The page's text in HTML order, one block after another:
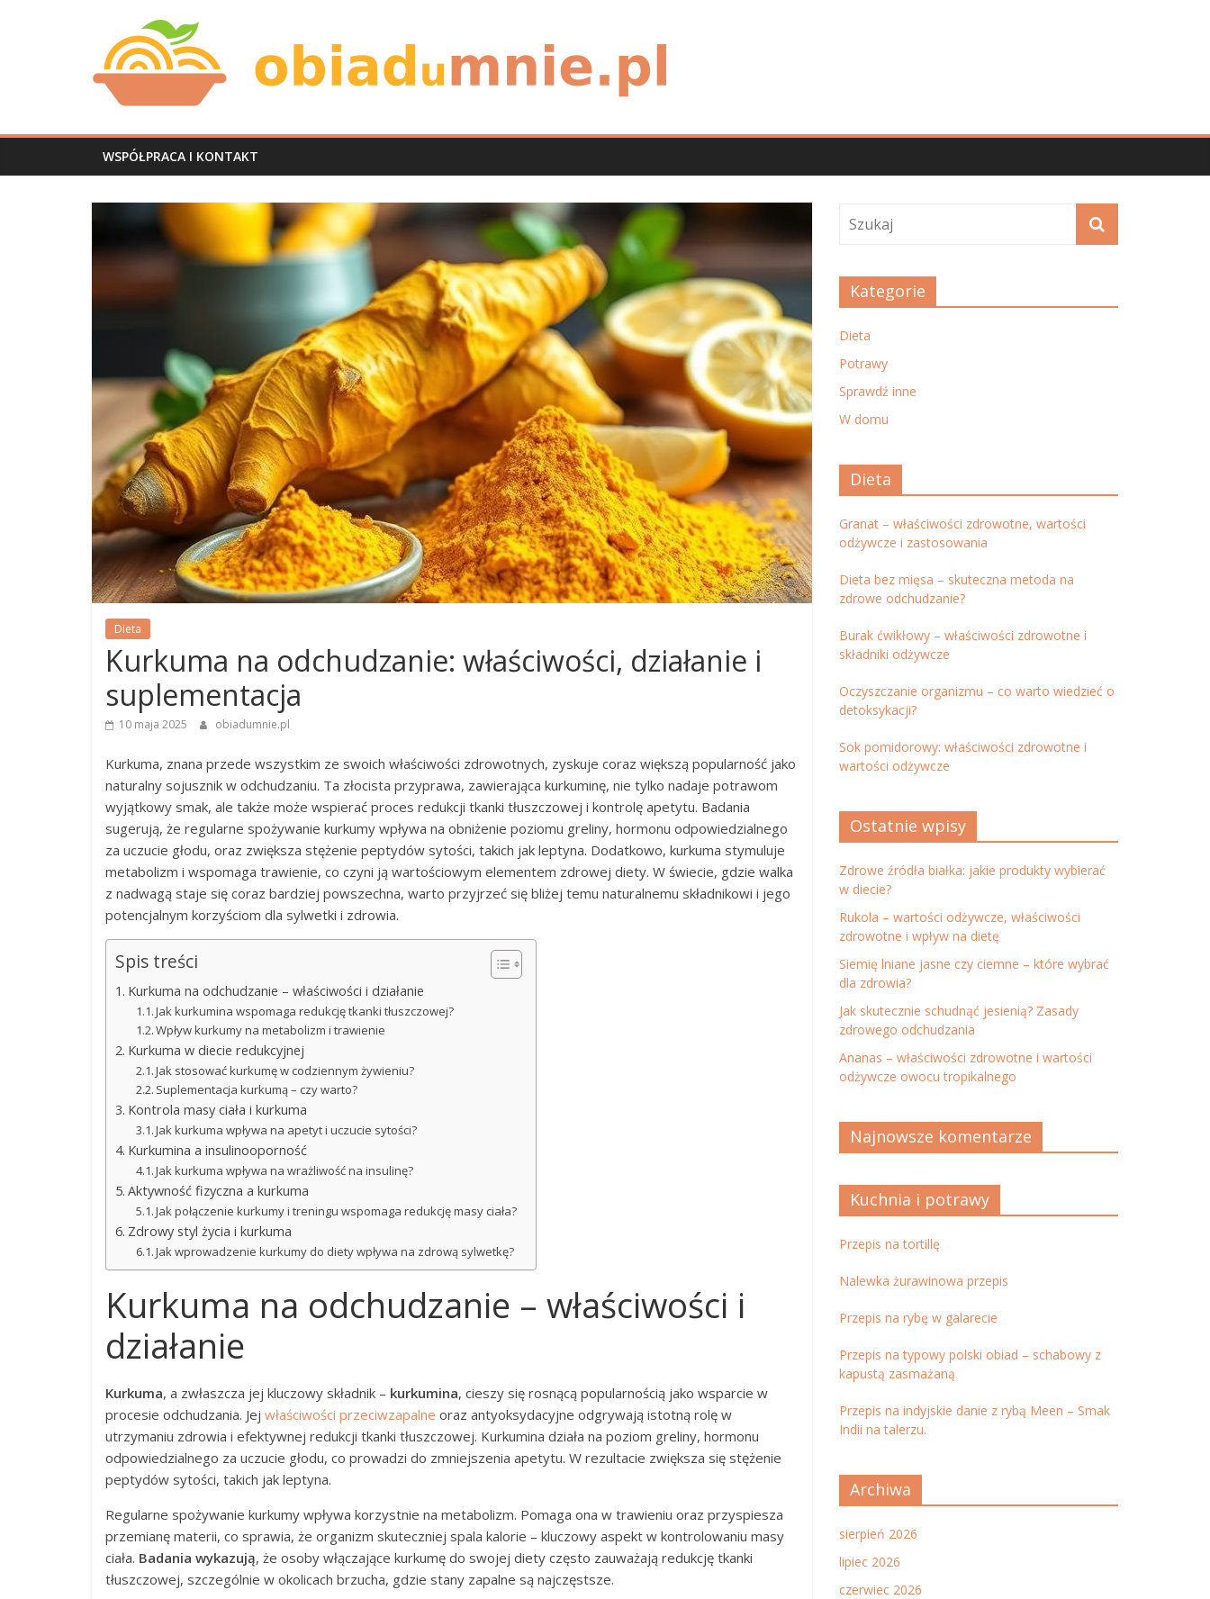
Obiad
u
mnie
WSPÓŁPRACA I KONTAKT
Dieta
Kurkuma na odchudzanie: właściwości, działanie i
suplementacja
10 maja 2025 obiadumnie.pl
Kurkuma, znana przede wszystkim ze swoich właściwości zdrowotnych, zyskuje coraz większą popularność jako
naturalny sojusznik w odchudzaniu. Ta złocista przyprawa, zawierająca kurkuminę, nie tylko nadaje potrawom
wyjątkowy smak, ale także może wspierać proces redukcji tkanki tłuszczowej i kontrolę apetytu. Badania
sugerują, że regularne spożywanie kurkumy wpływa na obniżenie poziomu greliny, hormonu odpowiedzialnego
za uczucie głodu, oraz zwiększa stężenie peptydów sytości, takich jak leptyna. Dodatkowo, kurkuma stymuluje
metabolizm i wspomaga trawienie, co czyni ją wartościowym elementem zdrowej diety. W świecie, gdzie walka
z nadwagą staje się coraz bardziej powszechna, warto przyjrzeć się bliżej temu naturalnemu składnikowi i jego
potencjalnym korzyściom dla sylwetki i zdrowia.
Spis treści
Kurkuma na odchudzanie – właściwości i działanie
Jak kurkumina wspomaga redukcję tkanki tłuszczowej?
Wpływ kurkumy na metabolizm i trawienie
Kurkuma w diecie redukcyjnej
Jak stosować kurkumę w codziennym żywieniu?
Suplementacja kurkumą – czy warto?
Kontrola masy ciała i kurkuma
Jak kurkuma wpływa na apetyt i uczucie sytości?
Kurkumina a insulinooporność
Jak kurkuma wpływa na wrażliwość na insulinę?
Aktywność fizyczna a kurkuma
Jak połączenie kurkumy i treningu wspomaga redukcję masy ciała?
Zdrowy styl życia i kurkuma
Jak wprowadzenie kurkumy do diety wpływa na zdrową sylwetkę?
Kurkuma na odchudzanie – właściwości i
działanie
Kurkuma, a zwłaszcza jej kluczowy składnik – kurkumina, cieszy się rosnącą popularnością jako wsparcie w
procesie odchudzania. Jej właściwości przeciwzapalne oraz antyoksydacyjne odgrywają istotną rolę w
utrzymaniu zdrowia i efektywnej redukcji tkanki tłuszczowej. Kurkumina działa na poziom greliny, hormonu
odpowiedzialnego za uczucie głodu, co prowadzi do zmniejszenia apetytu. W rezultacie zwiększa się stężenie
peptydów sytości, takich jak leptyna.
Regularne spożywanie kurkumy wpływa korzystnie na metabolizm. Pomaga ona w trawieniu oraz przyspiesza
przemianę materii, co sprawia, że organizm skuteczniej spala kalorie – kluczowy aspekt w kontrolowaniu masy
ciała. Badania wykazują, że osoby włączające kurkumę do swojej diety często zauważają redukcję tkanki
tłuszczowej, szczególnie w okolicach brzucha, gdzie stany zapalne są najczęstsze.
Kategorie
Dieta
Potrawy
Sprawdź inne
W domu
Dieta
Granat – właściwości zdrowotne, wartości
odżywcze i zastosowania
Dieta bez mięsa – skuteczna metoda na
zdrowe odchudzanie?
Burak ćwikłowy – właściwości zdrowotne i
składniki odżywcze
Oczyszczanie organizmu – co warto wiedzieć o
detoksykacji?
Sok pomidorowy: właściwości zdrowotne i
wartości odżywcze
Ostatnie wpisy
Zdrowe źródła białka: jakie produkty wybierać
w diecie?
Rukola – wartości odżywcze, właściwości
zdrowotne i wpływ na dietę
Siemię lniane jasne czy ciemne – które wybrać
dla zdrowia?
Jak skutecznie schudnąć jesienią? Zasady
zdrowego odchudzania
Ananas – właściwości zdrowotne i wartości
odżywcze owocu tropikalnego
Najnowsze komentarze
Kuchnia i potrawy
Przepis na tortillę
Nalewka żurawinowa przepis
Przepis na rybę w galarecie
Przepis na typowy polski obiad – schabowy z
kapustą zasmażaną
Przepis na indyjskie danie z rybą Meen – Smak
Indii na talerzu.
Archiwa
sierpień 2026
lipiec 2026
czerwiec 2026